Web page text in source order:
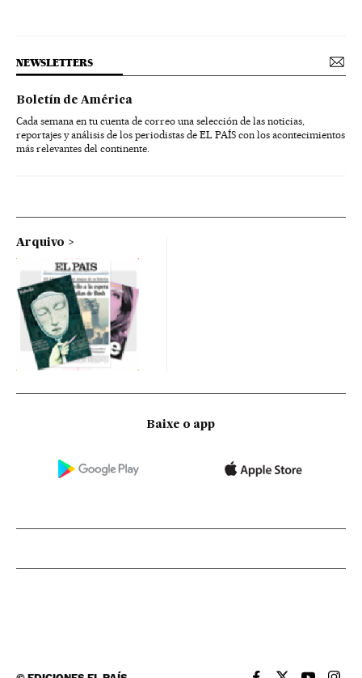
NEWSLETTERS
Boletín de América
Cada semana en tu cuenta de correo una selección de las noticias,
reportajes y análisis de los periodistas de EL PAÍS con los acontecimientos
más relevantes del continente.
Arquivo
Baixe o app